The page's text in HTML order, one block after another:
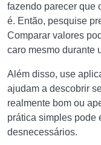
fazendo parecer que
é. Então, pesquise
Comparar valores
caro mesmo durante
Além disso, use
ajudam a descobrir
realmente bom ou
prática simples pode
desnecessários.